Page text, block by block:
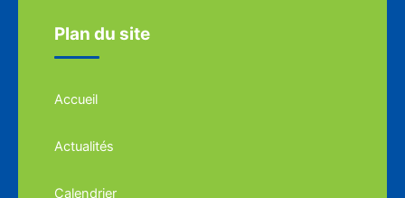
Plan du site
Accueil
Actualités
Calendrier